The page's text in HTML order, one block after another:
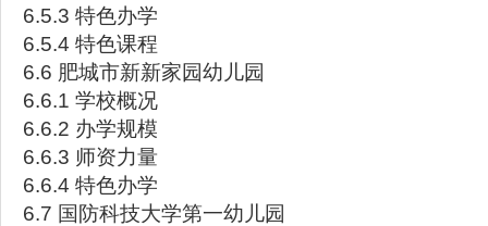
6.5.3 特色办学
6.5.4 特色课程
6.6 肥城市新新家园幼儿园
6.6.1 学校概况
6.6.2 办学规模
6.6.3 师资力量
6.6.4 特色办学
6.7 国防科技大学第一幼儿园